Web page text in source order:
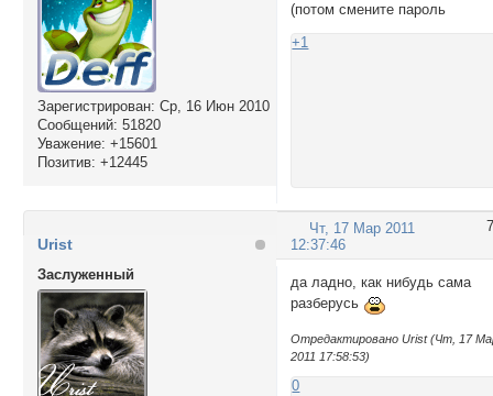
Зарегистрирован: Ср, 16 Июн 2010
Сообщений: 51820
Уважение: +15601
Позитив: +12445
(потом смените пароль
+1
7
Чт, 17 Мар 2011
12:37:46
Urist
Заслуженный
да ладно, как нибудь сама
разберусь
Отредактировано Urist (Чт, 17
2011 17:58:53)
0